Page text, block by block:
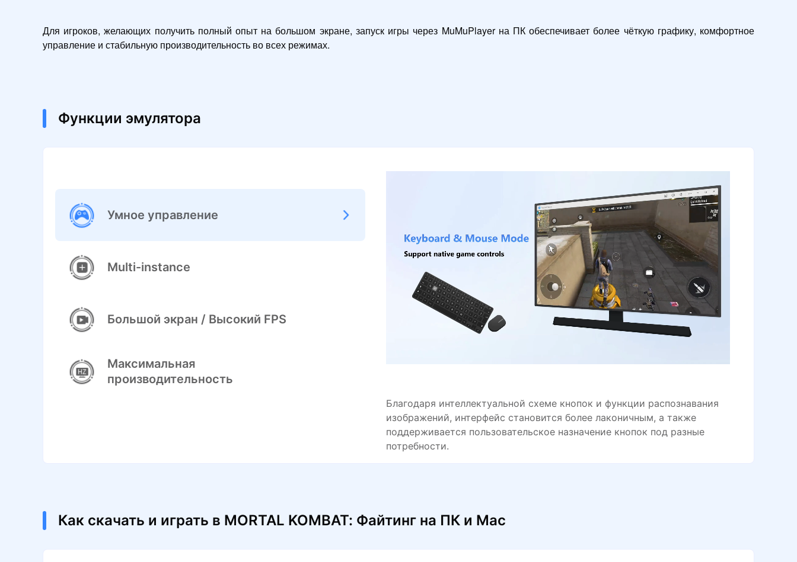
Для игроков, желающих получить полный опыт на большом экране, запуск игры через MuMuPlayer на ПК обеспечивает более чёткую графику, комфортное
управление и стабильную производительность во всех режимах.
Функции эмулятора
Умное управление
Multi-instance
Большой экран / Высокий FPS
Максимальная
производительность
Благодаря интеллектуальной схеме кнопок и функции распознавания
изображений, интерфейс становится более лаконичным, а также
поддерживается пользовательское назначение кнопок под разные
потребности.
Как скачать и играть в MORTAL KOMBAT: Файтинг на ПК и Mac